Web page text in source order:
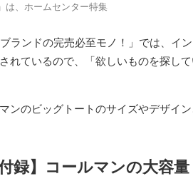
は、ホームセンター特集
ランドの完売必至モノ！」では、イ
れているので、「欲しいものを探し
ンのビッグトートのサイズやデザイ
付録】コールマンの大容